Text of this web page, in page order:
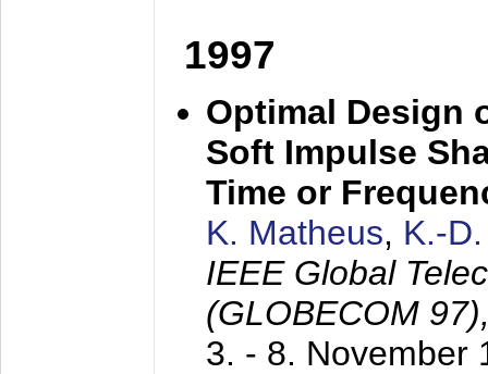
1997
Optimal Design
Soft Impulse
Time or
K. Matheus, K.-
IEEE Global
(GLOBECOM
3. - 8. November